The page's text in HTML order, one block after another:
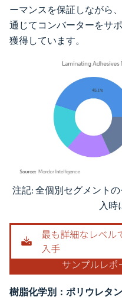
ーマンスを保証しながら
通じてコンバーターをサ
獲得しています。
画像 © Mordor Intelligence。再利
注記: 全個別セグメント
入時
樹脂化学別：ポリウレタ